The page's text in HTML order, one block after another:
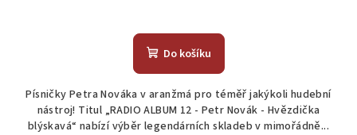
Do košíku
Písničky Petra Nováka v aranžmá pro téměř jakýkoli hudební
nástroj! Titul „RADIO ALBUM 12 - Petr Novák - Hvězdička
blýskavá“ nabízí výběr legendárních skladeb v mimořádně...